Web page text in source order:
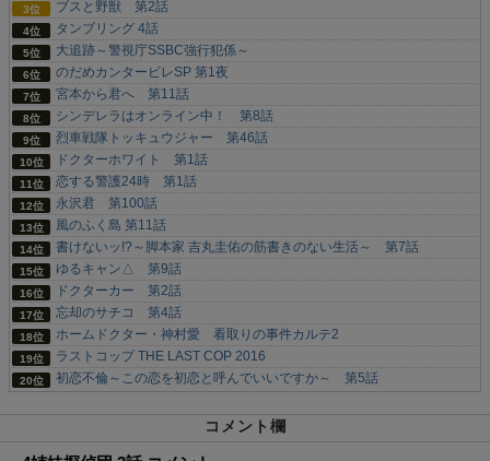
ブスと野獣 第2話
タンブリング 4話
大追跡～警視庁SSBC強行犯係～
のだめカンタービレSP 第1夜
宮本から君へ 第11話
シンデレラはオンライン中！ 第8話
烈車戦隊トッキュウジャー 第46話
ドクターホワイト 第1話
恋する警護24時 第1話
永沢君 第100話
風のふく島 第11話
書けないッ!?～脚本家 吉丸圭佑の筋書きのない生活～ 第7話
ゆるキャン△ 第9話
ドクターカー 第2話
忘却のサチコ 第4話
ホームドクター・神村愛 看取りの事件カルテ2
ラストコップ THE LAST COP 2016
初恋不倫～この恋を初恋と呼んでいいですか～ 第5話
コメント欄